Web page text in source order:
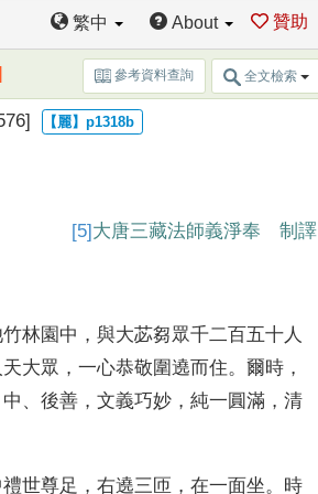
繁中 About 贊助
參考資料查詢 全文檢索
[5] 大唐三藏法師義淨奉 制譯
林園中 ， 與大苾芻眾千二百五十人
大眾 ， 一心恭敬圍遶而住。 爾時 ，
中 、 後善 ， 文義巧妙 ， 純一圓滿 ， 清
世尊足 ， 右遶三匝 ， 在一面坐。 時